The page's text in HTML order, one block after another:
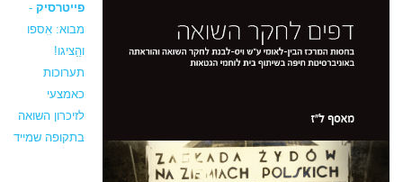
פייטרסיק -
מבוא: אִִספו
והַַציגו!
תערוכות
כאמצעי
לזיכרון השואה
בתקופה שמייד